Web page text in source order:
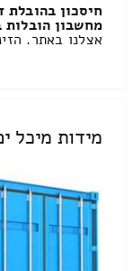
חיסכון
מחשבון הובלות
אצלנו באתר.
מידות מיכל